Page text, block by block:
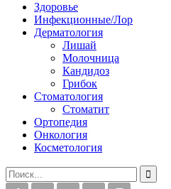
Здоровье
Инфекционные/Лор
Дерматология
Лишай
Молочница
Кандидоз
Грибок
Стоматология
Стоматит
Ортопедия
Онкология
Косметология